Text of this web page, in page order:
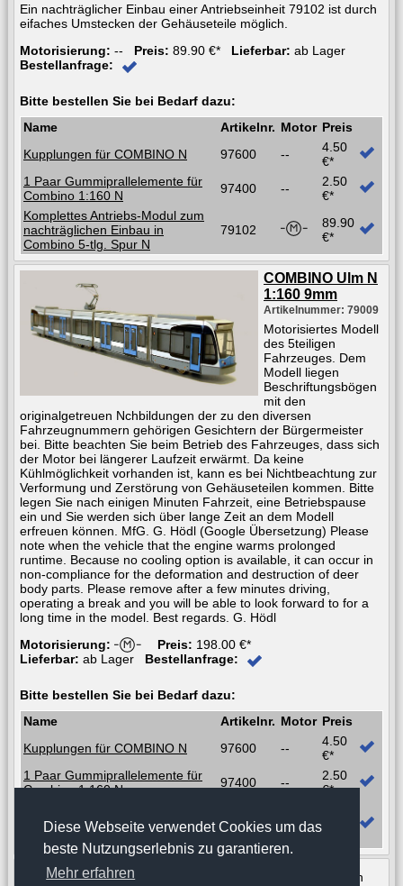
Diese Webseite verwendet Cookies um das
beste Nutzungserlebnis zu garantieren.
Mehr erfahren
Ein nachträglicher Einbau einer Antriebseinheit 79102 ist durch
eifaches Umstecken der Gehäuseteile möglich.
Motorisierung: -- Preis: 89.90 €* Lieferbar: ab Lager
Bestellanfrage:
Bitte bestellen Sie bei Bedarf dazu:
Name
Artikelnr. Motor Preis
Kupplungen für COMBINO N
97600 --
4.50
€*
1 Paar Gummiprallelemente für
Combino 1:160 N
97400 --
2.50
€*
Komplettes Antriebs-Modul zum
nachträglichen Einbau in
Combino 5-tlg. Spur N
79102
89.90
€*
COMBINO Ulm N
1:160 9mm
Artikelnummer: 79009
Motorisiertes Modell
des 5teiligen
Fahrzeuges. Dem
Modell liegen
Beschriftungsbögen
mit den
originalgetreuen Nchbildungen der zu den diversen
Fahrzeugnummern gehörigen Gesichtern der Bürgermeister
bei. Bitte beachten Sie beim Betrieb des Fahrzeuges, dass sich
der Motor bei längerer Laufzeit erwärmt. Da keine
Kühlmöglichkeit vorhanden ist, kann es bei Nichtbeachtung zur
Verformung und Zerstörung von Gehäuseteilen kommen. Bitte
legen Sie nach einigen Minuten Fahrzeit, eine Betriebspause
ein und Sie werden sich über lange Zeit an dem Modell
erfreuen können. MfG. G. Hödl (Google Übersetzung) Please
note when the vehicle that the engine warms prolonged
runtime. Because no cooling option is available, it can occur in
non-compliance for the deformation and destruction of deer
body parts. Please remove after a few minutes driving,
operating a break and you will be able to look forward to for a
long time in the model. Best regards. G. Hödl
Motorisierung:
Preis: 198.00 €*
Lieferbar: ab Lager Bestellanfrage:
Bitte bestellen Sie bei Bedarf dazu:
Name
Artikelnr. Motor Preis
Kupplungen für COMBINO N
97600 --
4.50
€*
1 Paar Gummiprallelemente für
Combino 1:160 N
97400 --
2.50
€*
nachträglichen Einbau in
79102
* zu den angegebenen Preisen kommen die Versandkosten